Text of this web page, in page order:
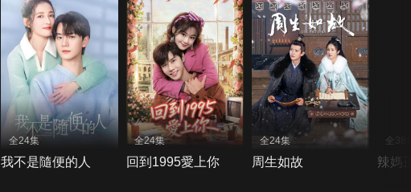
全24集
我不是隨便的人
全24集
回到1995愛上你
全24集
周生如故
全38
辣媽